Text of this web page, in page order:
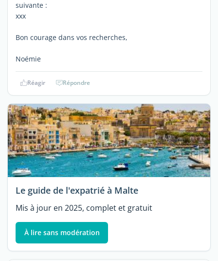
suivante :
xxx
Bon courage dans vos recherches,
Noémie
Réagir Répondre
Le guide de l'expatrié à Malte
Mis à jour en 2025, complet et gratuit
À lire sans modération